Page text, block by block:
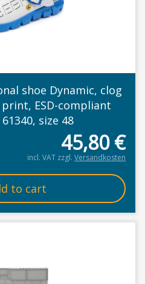
shoe Dynamic, clog
ESD-compliant
size 48
45,80€
incl. VAT zzgl. Versandkosten
to cart